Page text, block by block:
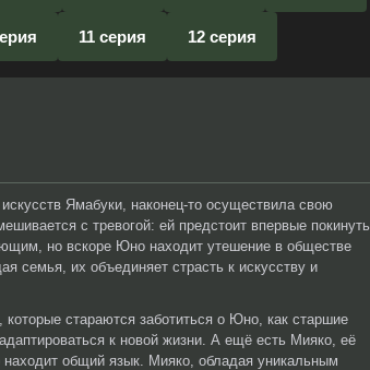
11 серия 12 серия
Ямабуки, наконец-то осуществила свою
с тревогой: ей предстоит впервые покинуть
но вскоре Юно находит утешение в обществе
семья, их объединяет страсть к искусству и
стараются заботиться о Юно, как старшие
к новой жизни. А ещё есть Мияко, её
находит общий язык. Мияко, обладая уникальным